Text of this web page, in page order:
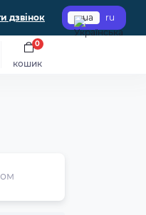
дзвінок ua ru
кошик
0